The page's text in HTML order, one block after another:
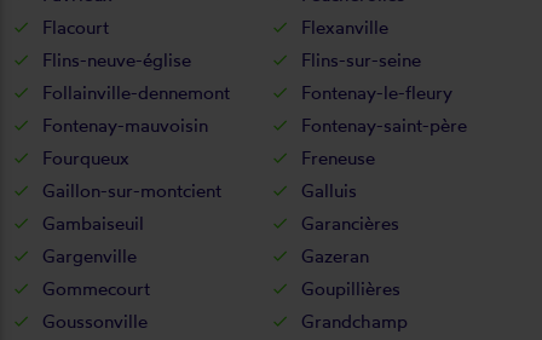
Flacourt
Flexanville
Flins-neuve-église
Flins-sur-seine
Follainville-dennemont
Fontenay-le-fleury
Fontenay-mauvoisin
Fontenay-saint-père
Fourqueux
Freneuse
Gaillon-sur-montcient
Galluis
Gambaiseuil
Garancières
Gargenville
Gazeran
Gommecourt
Goupillières
Goussonville
Grandchamp